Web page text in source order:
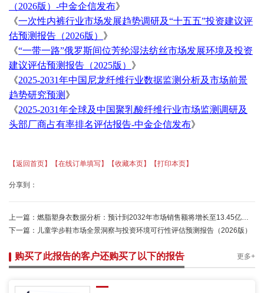
（2026版）-中金企信发布》
《一次性内裤行业市场发展趋势调研及“十五五”投资建议评
估预测报告（2026版） 》
《“一带一路”俄罗斯间位芳纶湿法纺丝市场发展环境及投资
建议评估预测报告（2025版） 》
《2025-2031年中国尼龙纤维行业数据监测分析及市场前景
趋势研究预测 》
《2025-2031年全球及中国聚乳酸纤维行业市场监测调研及
头部厂商占有率排名评估报告-中金企信发布》
【返回首页】 【在线订单填写】 【收藏本页】 【打印本页】
分享到：
上一篇： 燃脂塑身衣数据分析：预计到2032年市场销售额将增长至13.45亿美元-中金企信
下一篇： 儿童学步鞋市场全景洞察与投资环境可行性评估预测报告（2026版）
购买了此报告的客户还购买了以下的报告 更多+